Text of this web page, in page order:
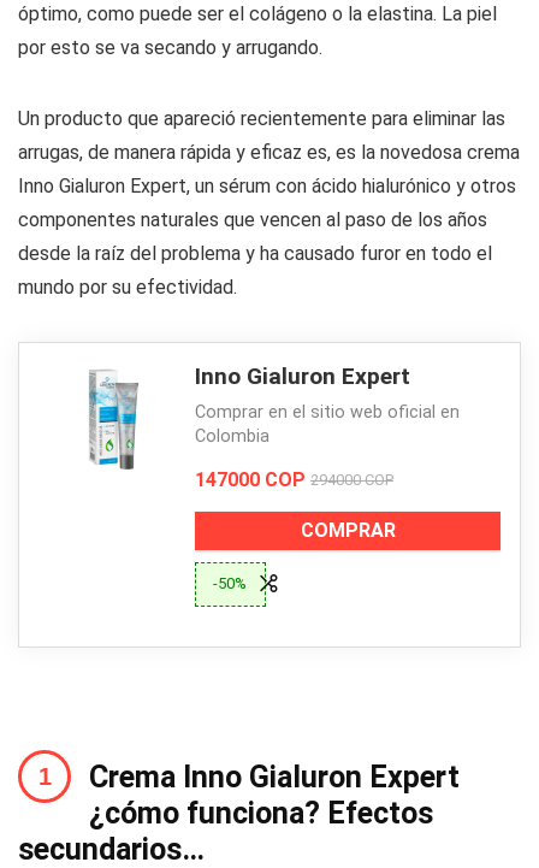
óptimo, como puede ser el colágeno o la elastina. La piel
por esto se va secando y arrugando.
Un producto que apareció recientemente para eliminar las
arrugas, de manera rápida y eficaz es, es la novedosa crema
Inno Gialuron Expert, un sérum con ácido hialurónico y otros
componentes naturales que vencen al paso de los años
desde la raíz del problema y ha causado furor en todo el
mundo por su efectividad.
Inno Gialuron Expert
Comprar en el sitio web oficial en
Colombia
147000 COP 294000 COP
COMPRAR
-50%
Crema Inno Gialuron Expert
¿cómo funciona? Efectos
secundarios…